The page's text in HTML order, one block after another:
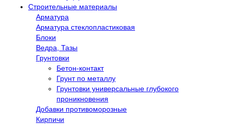
Строительные материалы
Арматура
Арматура стеклопластиковая
Блоки
Ведра, Тазы
Грунтовки
Бетон-контакт
Грунт по металлу
Грунтовки универсальные глубокого
проникновения
Добавки противоморозные
Кирпичи